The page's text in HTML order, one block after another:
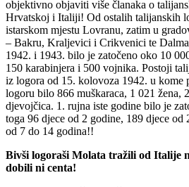
objektivno objaviti više članaka o
Hrvatskoj i Italiji! Od ostalih talijanskih
istarskom mjestu Lovranu, zatim u
– Bakru, Kraljevici i Crikvenici te
1942. i 1943. bilo je zatočeno oko 10
150 karabinjera i 500 vojnika. Postoji
iz logora od 15. kolovoza 1942. u kome
logoru bilo 866 muškaraca, 1 021 žena,
djevojčica. 1. rujna iste godine bilo je
toga 96 djece od 2 godine, 189 djece
od 7 do 14 godina!!
Bivši logoraši Molata tražili od Italije
dobili ni centa!